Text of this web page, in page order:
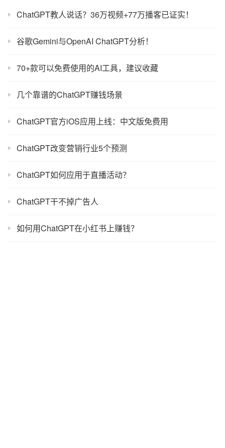
ChatGPT教人说话？36万视频+77万播客已证实！
谷歌Gemini与OpenAI ChatGPT分析！
70+款可以免费使用的AI工具，建议收藏
几个靠谱的ChatGPT赚钱场景
ChatGPT官方iOS应用上线：中文版免费用
ChatGPT改变营销行业5个预测
ChatGPT如何应用于直播活动？
ChatGPT干不掉广告人
如何用ChatGPT在小红书上赚钱？